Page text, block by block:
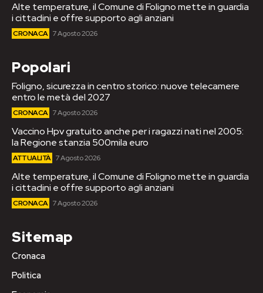
Alte temperature, il Comune di Foligno mette in guardia
i cittadini e offre supporto agli anziani
CRONACA 7 Agosto 2026
Popolari
Foligno, sicurezza in centro storico: nuove telecamere
entro le metà del 2027
CRONACA 7 Agosto 2026
Vaccino Hpv gratuito anche per i ragazzi nati nel 2005:
la Regione stanzia 500mila euro
ATTUALITÀ 7 Agosto 2026
Alte temperature, il Comune di Foligno mette in guardia
i cittadini e offre supporto agli anziani
CRONACA 7 Agosto 2026
Sitemap
Cronaca
Politica